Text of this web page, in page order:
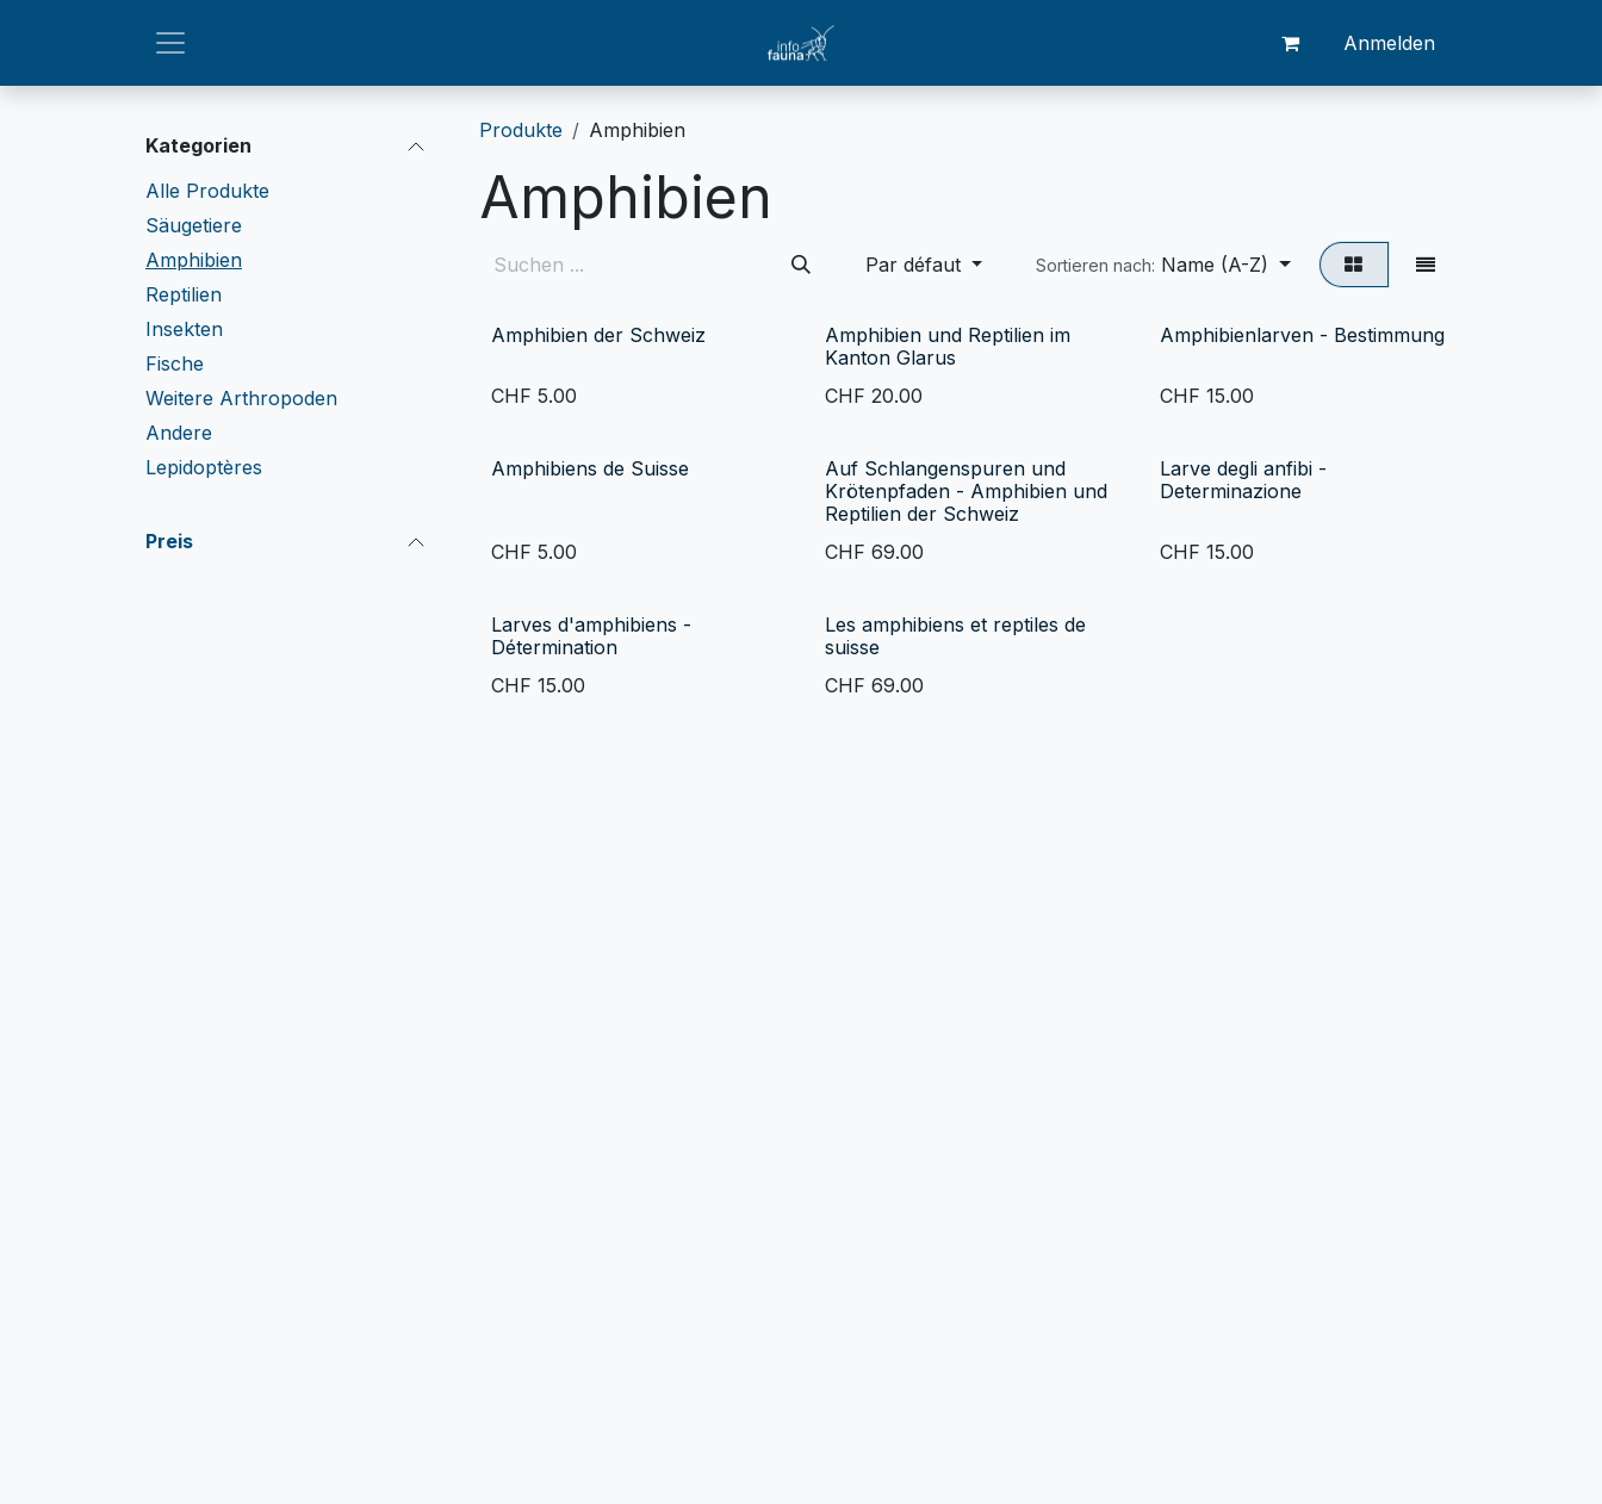
Anmelden
Kategorien
Alle Produkte
Säugetiere
Amphibien
Reptilien
Insekten
Fische
Weitere Arthropoden
Andere
Lepidoptères
Preis
Produkte Amphibien
Amphibien
Par défaut Sortieren nach: Name (A-Z)
Amphibien der Schweiz
CHF 5.00
Amphibien und Reptilien im
Kanton Glarus
CHF20.00
Amphibienlarven - Bestimmung
CHF 15.00
Amphibiens de Suisse
CHF 5.00
Auf Schlangenspuren und
Krötenpfaden - Amphibien und
Reptilien der Schweiz
CHF69.00
Larve degli anfibi -
Determinazione
CHF 15.00
Larves d'amphibiens -
Détermination
CHF 15.00
Les amphibiens et reptiles de
suisse
CHF69.00